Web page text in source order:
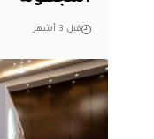
قبل 3 أشهر